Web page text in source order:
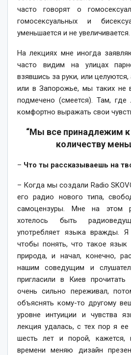
часто говорят о
гомосексуальных и
уменьшается и не увеличивается.
На лекциях мне иногда
часто видим на улицах
взявшись за руки, или
или в Запорожье, мы таких не
подмечено (смеется). Там,
комфортно выражать свои
“Мы все принадлежим
количеству
– Что ты рассказываешь на
– Когда мы создали Radio
его радио нового типа,
самоцензуры. Мне на этом
хотелось быть
употребляет языка вражды. Я
чтобы понять, что такое
природа, и начал, конечно,
нашим соведущим и
пригласили в Киев
очень сильно переживал,
объяснять кому-то другому
уровне интуиции и чувства
лекция удалась, с тех пор я
шесть лет и порой, кажется,
времени меняю дизайн